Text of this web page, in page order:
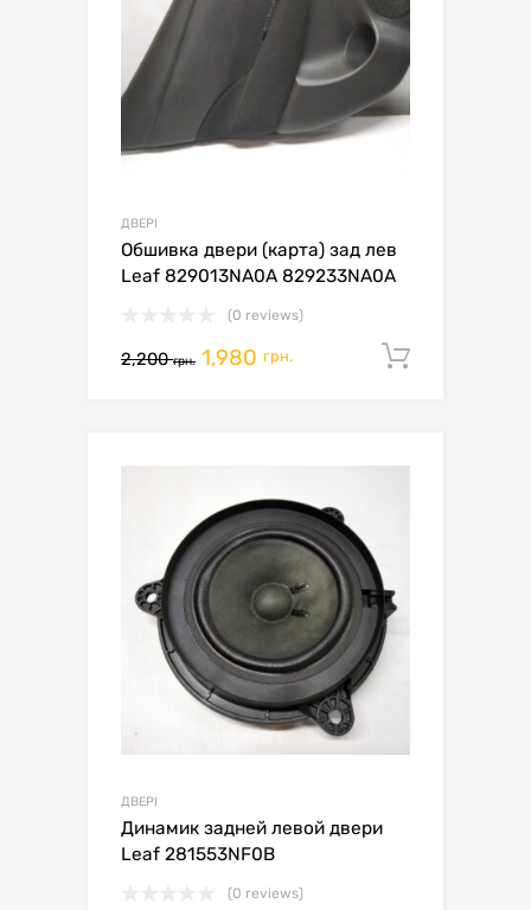
ДВЕРІ
Обшивка двери (карта) зад лев
Leaf 829013NA0A 829233NA0A
(0 reviews)
2,200грн. 1,980 грн.
ДВЕРІ
Динамик задней левой двери
Leaf 281553NF0B
(0 reviews)